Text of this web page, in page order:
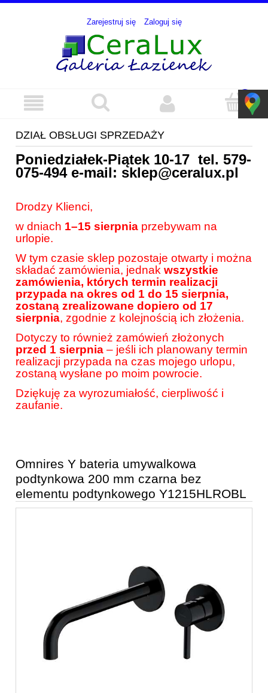
Zarejestruj się Zaloguj się
DZIAŁ OBSŁUGI SPRZEDAŻY
Poniedziałek-Piątek 10-17 tel. 579-
075-494e-mail: sklep@ceralux.pl
Drodzy Klienci,
w dniach 1–15 sierpnia przebywam na
urlopie.
W tym czasie sklep pozostaje otwarty i można
składać zamówienia, jednak wszystkie
zamówienia, których termin realizacji
przypada na okres od 1 do 15 sierpnia,
zostaną zrealizowane dopiero od 17
sierpnia, zgodnie z kolejnością ich złożenia.
Dotyczy to również zamówień złożonych
przed 1 sierpnia – jeśli ich planowany termin
realizacji przypada na czas mojego urlopu,
zostaną wysłane po moim powrocie.
Dziękuję za wyrozumiałość, cierpliwość i
zaufanie.
Omnires Y bateria umywalkowa
podtynkowa 200 mm czarna bez
elementu podtynkowego Y1215HLROBL